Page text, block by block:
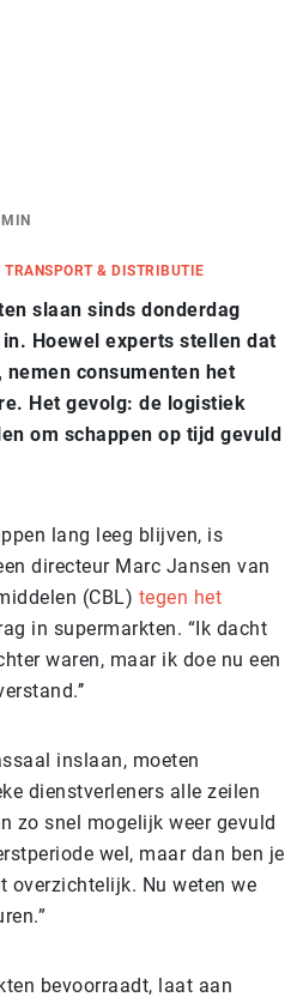
TRANSPORT & DISTRIBUTIE
slaan sinds donderdag
Hoewel experts stellen dat
consumenten het
Het gevolg: de logistiek
om schappen op tijd gevuld
lang leeg blijven, is
directeur Marc Jansen van
(CBL) tegen het
in supermarkten. “Ik dacht
waren, maar ik doe nu een
inslaan, moeten
dienstverleners alle zeilen
zo snel mogelijk weer gevuld
wel, maar dan ben je
overzichtelijk. Nu weten we
bevoorraadt, laat aan